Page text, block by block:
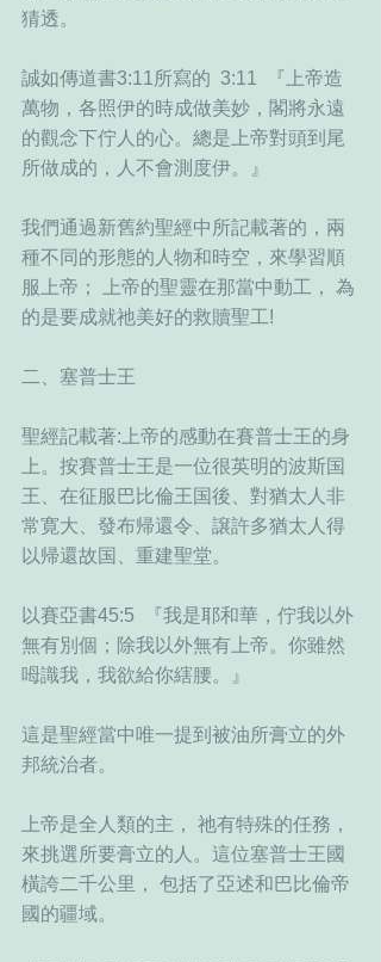
猜透。
誠如傳道書3:11所寫的  3:11  『上帝造
萬物，各照伊的時成做美妙，閣將永遠
的觀念下佇人的心。總是上帝對頭到尾
所做成的，人不會測度伊。』
我們通過新舊約聖經中所記載著的，兩
種不同的形態的人物和時空，來學習順
服上帝； 上帝的聖靈在那當中動工， 為
的是要成就祂美好的救贖聖工!
二、塞普士王
聖經記載著:上帝的感動在賽普士王的身
上。按賽普士王是一位很英明的波斯国
王、在征服巴比倫王国後、對猶太人非
常寛大、發布帰還令、譲許多猶太人得
以帰還故国、重建聖堂。
以賽亞書45:5  『我是耶和華，佇我以外
無有別個；除我以外無有上帝。你雖然
呣識我，我欲給你縖腰。』
這是聖經當中唯一提到被油所膏立的外
邦統治者。
上帝是全人類的主， 祂有特殊的任務，
來挑選所要膏立的人。這位塞普士王國
橫誇二千公里， 包括了亞述和巴比倫帝
國的疆域。